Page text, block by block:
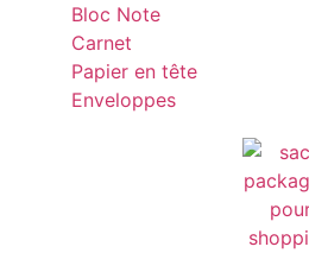
Bloc Note
Carnet
Papier en tête
Enveloppes